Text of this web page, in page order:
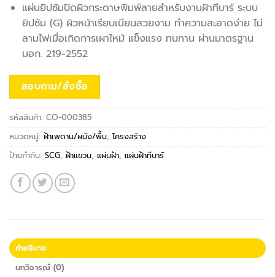
แผ่นยิปซัมปิดผิวกระดาษพิมพ์ลายสำหรับงานฝ้าทีบาร์ ระบบ
ยิปซัม (G) ผิวหน้าเรียบเนียนสวยงาม ทำความสะอาดง่าย ไม่
ลามไฟเมื่อเกิดการเผาไหม้ แข็งแรง ทนทาน ผ่านมาตรฐาน
มอก. 219-2552
สอบถาม/สั่งซื้อ
รหัสสินค้า: CO-000385
หมวดหมู่: ฝ้าเพดาน/ผนัง/พื้น, โครงสร้าง
ป้ายกำกับ: SCG, ฝ้าแขวน, แผ่นฝ้า, แผ่นฝ้าทีบาร์
คำอธิบาย
บทวิจารณ์ (0)